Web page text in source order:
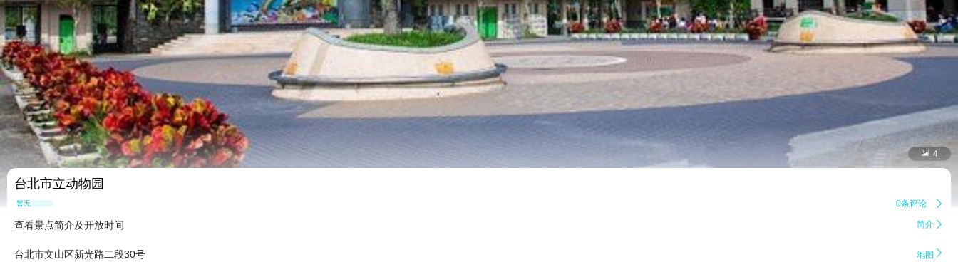
 4
台北市立动物园
暂无点评 0条评论 
查看景点简介及开放时间 简介 
台北市文山区新光路二段30号 地图 